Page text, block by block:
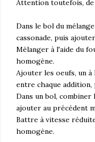
Attention toutefois, de
Dans le bol du
cassonade, puis
Mélanger à l'aide du
homogène.
Ajouter les oeufs, un
entre chaque
Dans un bol,
ajouter au précédent
Battre à vitesse
homogène.